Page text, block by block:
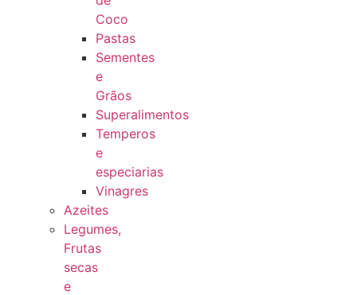
Coco
Pastas
Sementes
e
Grãos
Superalimentos
Temperos
e
especiarias
Vinagres
Azeites
Legumes,
Frutas
secas
e